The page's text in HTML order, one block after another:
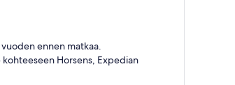
ennen matkaa.
Horsens, Expedian